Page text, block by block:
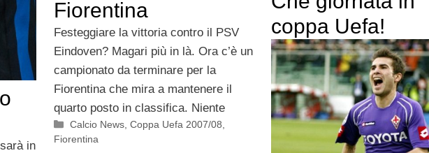
in
Fiorentina
Festeggiare la vittoria contro il PSV
Eindoven? Magari più in là. Ora c’è un
campionato da terminare per la
Fiorentina che mira a mantenere il
quarto posto in classifica. Niente
Categorie
Calcio News ,Coppa Uefa 2007/08
Fiorentina
coppa Uefa!